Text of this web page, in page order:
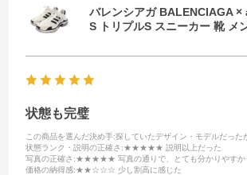
バレンシアガ BALENCIAGA
S トリプルS スニーカー 靴 メ
状態も完璧
この商品を選んだ決め手:探していたデザイン・モデルだった
状態ランク・説明の正確さ :★★★★★ 説明以上だった
写真の正確さ :★★★★★ 写真の通りで、とても分かりやすか
価格の納得感:★★☆☆☆ 少し割高に感じた